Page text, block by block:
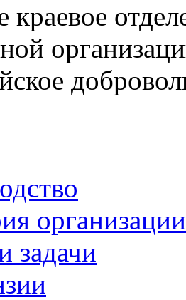
краевое
организации
задачи